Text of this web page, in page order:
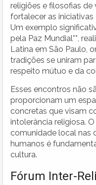
religiões e filosofias
fortalecer as
Um exemplo
pela Paz Mundial**,
Latina em São Paulo,
tradições se uniram
respeito mútuo e da
Esses encontros não
proporcionam um
concretas que visam
intolerância religiosa.
comunidade local nas
humanos é
cultura.
Fórum Inter-